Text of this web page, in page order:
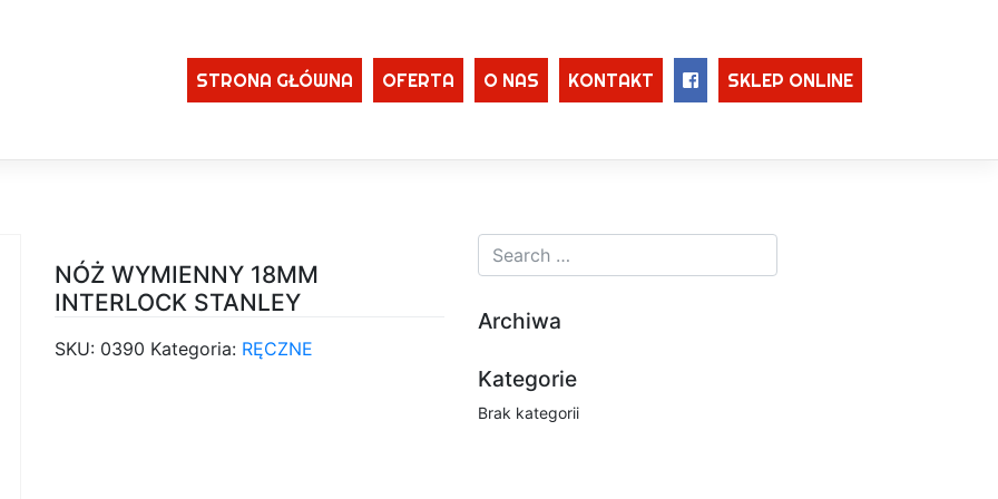
STRONA GŁÓWNA OFERTA O NAS KONTAKT SKLEP ONLINE
NÓŻ WYMIENNY 18MM
INTERLOCK STANLEY
SKU: 0390 Kategoria: RĘCZNE
Archiwa
Kategorie
Brak kategorii